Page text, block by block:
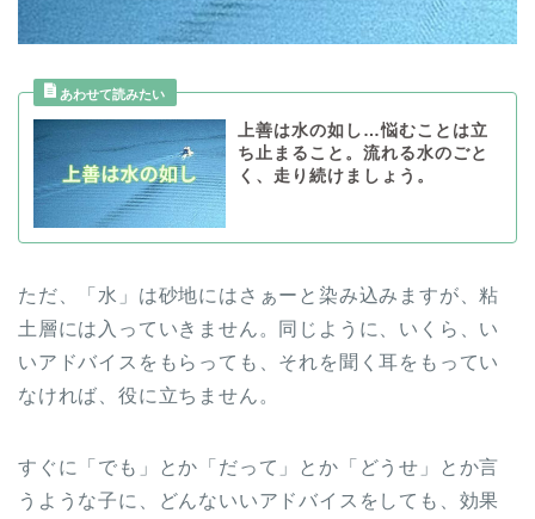
上善は水の如し…悩むことは立
ち止まること。流れる水のごと
く、走り続けましょう。
ただ、「水」は砂地にはさぁーと染み込みますが、粘
土層には入っていきません。同じように、いくら、い
いアドバイスをもらっても、それを聞く耳をもってい
なければ、役に立ちません。
すぐに「でも」とか「だって」とか「どうせ」とか言
うような子に、どんないいアドバイスをしても、効果